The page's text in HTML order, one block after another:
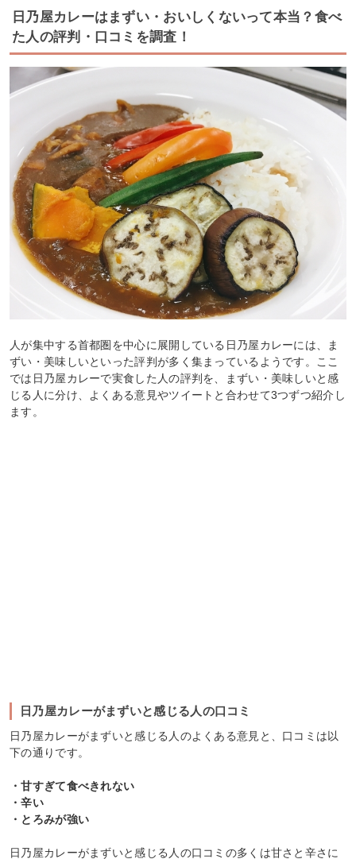
日乃屋カレーはまずい・おいしくないって本当？食べ
た人の評判・口コミを調査！
人が集中する首都圏を中心に展開している日乃屋カレーには、ま
ずい・美味しいといった評判が多く集まっているようです。ここ
では日乃屋カレーで実食した人の評判を、まずい・美味しいと感
じる人に分け、よくある意見やツイートと合わせて3つずつ紹介し
ます。
日乃屋カレーがまずいと感じる人の口コミ
日乃屋カレーがまずいと感じる人のよくある意見と、口コミは以
下の通りです。
・甘すぎて食べきれない
・辛い
・とろみが強い
日乃屋カレーがまずいと感じる人の口コミの多くは甘さと辛さに